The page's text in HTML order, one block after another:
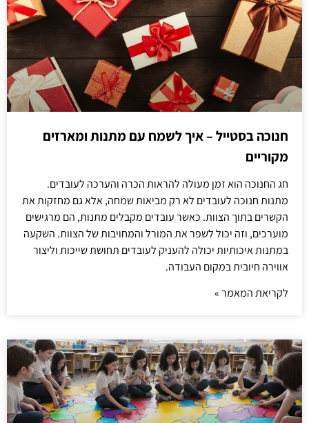
חנוכה בסטייל – איך לשמח עם מתנות ומארזים
מקוריים
חג החנוכה הוא זמן מעולה להראות הכרה והערכה לעובדים.
מתנות חנוכה לעובדים לא רק מביאות שמחה, אלא גם מחזקות את
הקשרים בתוך הצוות. כאשר עובדים מקבלים מתנות, הם מרגישים
מוערכים, וזה יכול לשפר את המורל והמחויבות של הצוות. השקעה
במתנות איכותיות יכולה להעניק לעובדים תחושת שייכות וליצור
אווירה חיובית במקום העבודה.
לקריאת המאמר »